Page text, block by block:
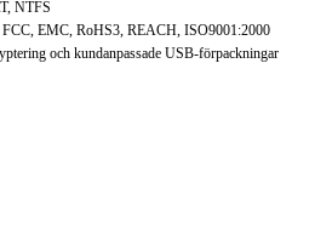
NTFS
FCC, EMC, RoHS3, REACH, ISO9001:2000
och kundanpassade USB-förpackningar